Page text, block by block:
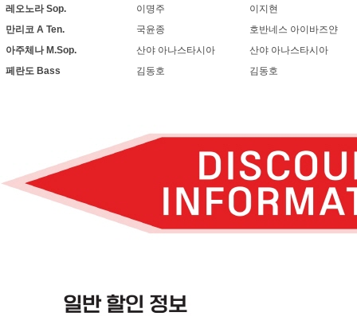
레오노라Sop. 이명주
이지현
만리코 A Ten. 국윤종
호반네스 아이바즈얀
아주체나 M.Sop. 산야 아나스타시아
산야 아나스타시아
페란도 Bass 김동호 김동호